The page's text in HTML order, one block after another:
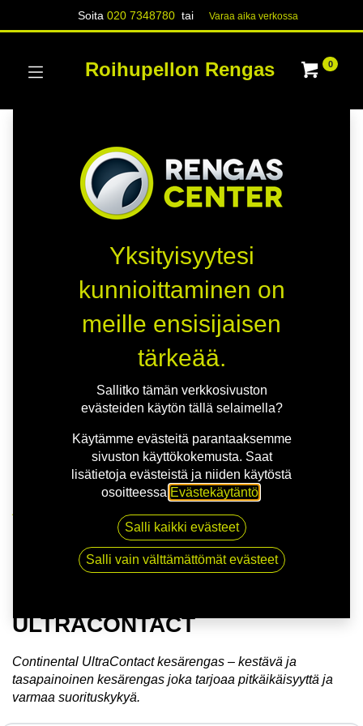
Soita020 7348780 tai Varaa aika verk​​​​ossa
Roihupellon Rengas 0
175/65R14 82T CONTINENTAL ULTRACONTACT
ULTRACONTACT
Continental UltraContact kesärengas – kestävä ja
tasapainoinen kesärengas joka tarjoaa pitkäikäisyyttä ja
varmaa suorituskykyä.
Yksityisyytesi
kunnioittaminen on
meille ensisijaisen
tärkeää.
Sallitko tämän verkkosivuston
evästeiden käytön tällä selaimella?
Käytämme evästeitä parantaaksemme
sivuston käyttökokemusta. Saat
lisätietoja evästeistä ja niiden käytöstä
osoitteessa Evästekäytäntö
Salli kaikki evästeet
Salli vain välttämättömät evästeet